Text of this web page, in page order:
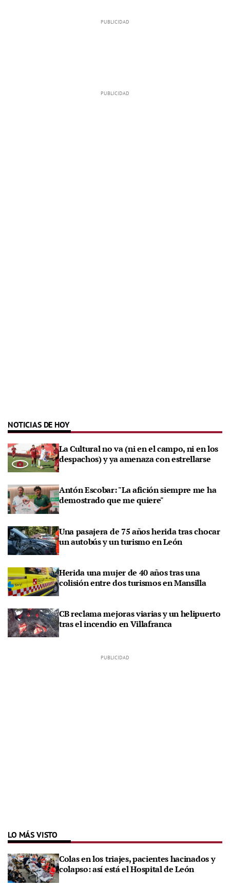
NOTICIAS DE HOY
La Cultural no va (ni en el campo, ni en los
despachos) y ya amenaza con estrellarse
Antón Escobar: "La afición siempre me ha
demostrado que me quiere"
Una pasajera de 75 años herida tras chocar
un autobús y un turismo en León
Herida una mujer de 40 años tras una
colisión entre dos turismos en Mansilla
CB reclama mejoras viarias y un helipuerto
tras el incendio en Villafranca
LO MÁS VISTO
Colas en los triajes, pacientes hacinados y
colapso: así está el Hospital de León